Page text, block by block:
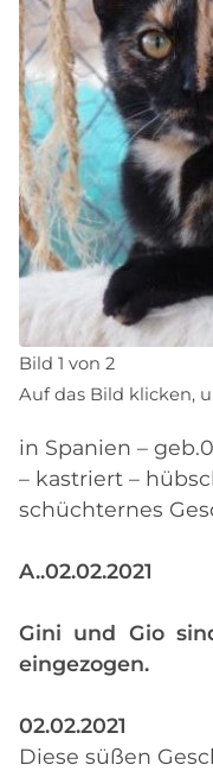
Bild 1 von 2
Auf das Bild klicken,
in Spanien –
– kastriert –
schüchternes
A..02.02.2021
Gini und Gio
eingezogen.
02.02.2021
Diese süßen